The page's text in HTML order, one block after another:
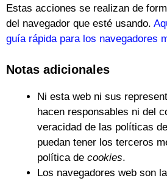
Estas acciones se realizan de
del navegador que esté usando.
guía rápida para los navegadores
Notas adicionales
Ni esta web ni sus
hacen responsables ni del
veracidad de las políticas
puedan tener los terceros
política de cookies.
Los navegadores web son